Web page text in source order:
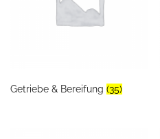
Getriebe & Bereifung (35)